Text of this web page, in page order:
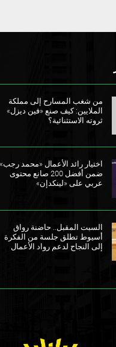
من شغب المسارح إلى مملكة
الملايين: كيف صنع «فين ديزل»
ثروته الاستثنائية؟
اختيار رائد الأعمال «محمد رجب»
ضمن أفضل 200 صانع محتوى
عربي على «لينكدإن»
السبت المقبل.. حاضنة رواق
أسيوط تطلق جلسة من الفكرة
إلى النجاح لدعم رواد الأعمال